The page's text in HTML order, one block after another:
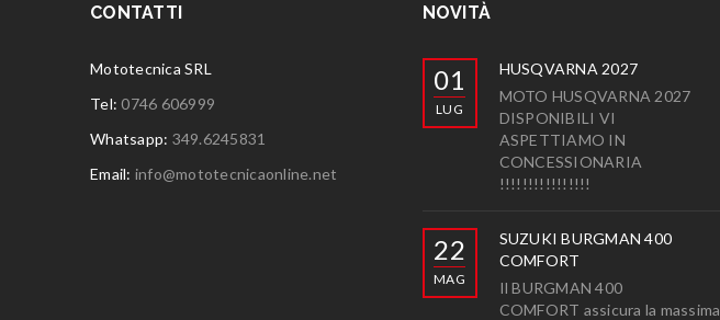
CONTATTI
Mototecnica SRL
Tel:0746 606999
Whatsapp: 349.6245831
Email: info@mototecnicaonline.net
NOVITÀ
01
LUG
HUSQVARNA 2027
MOTO HUSQVARNA 2027
DISPONIBILI VI
ASPETTIAMO IN
CONCESSIONARIA
!!!!!!!!!!!!!!!!
22
MAG
SUZUKI BURGMAN 400
COMFORT
Il BURGMAN 400
COMFORT assicura la massima